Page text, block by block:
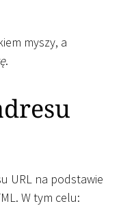
myszy, a
.
URL na podstawie
W tym celu: